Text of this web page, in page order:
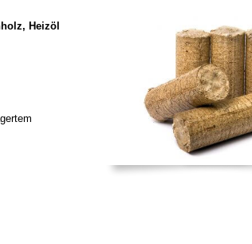
Heizöl